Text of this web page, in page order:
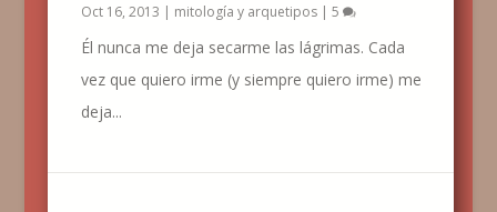
Oct 16, 2013 | mitología y arquetipos| 5
Él nunca me deja secarme las lágrimas. Cada
vez que quiero irme (y siempre quiero irme) me
deja...